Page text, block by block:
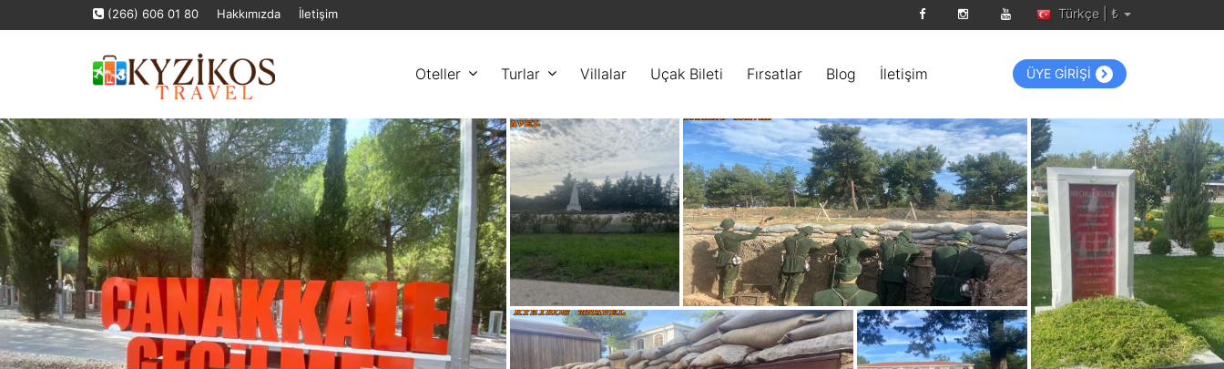
(266) 606 01 80 Hakkımızda İletişim Türkçe | ₺
Oteller Turlar Villalar Uçak Bileti Fırsatlar Blog İletişim ÜYE GİRİŞİ